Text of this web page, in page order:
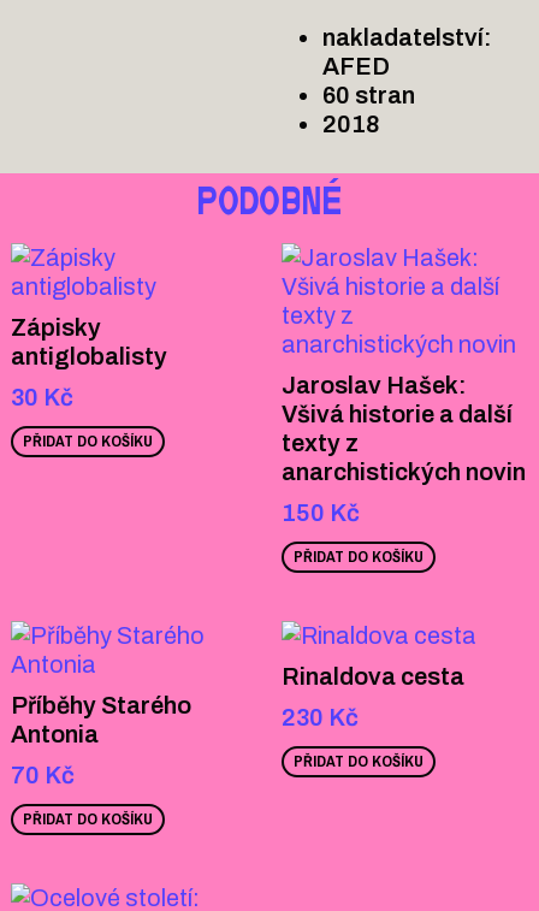
nakladatelství:
AFED
60 stran
2018
PODOBNÉ
Zápisky
antiglobalisty
30 Kč
PŘIDAT DO KOŠÍKU
Jaroslav Hašek:
Všivá historie a další
texty z
anarchistických novin
150 Kč
PŘIDAT DO KOŠÍKU
Příběhy Starého
Antonia
70 Kč
PŘIDAT DO KOŠÍKU
Rinaldova cesta
230 Kč
PŘIDAT DO KOŠÍKU